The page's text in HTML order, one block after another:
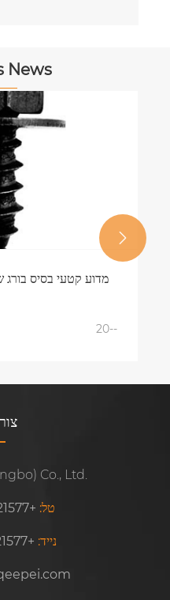
News
מדוע קטעי בסיס
20--

Co., Ltd.
טל: +86-18067521577
נייד: +86-18067521577